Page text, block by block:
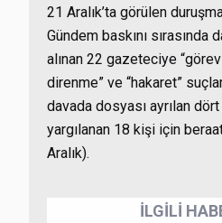
21 Aralık’ta görülen
Gündem baskını
alınan 22 gazeteciye
direnme” ve “hakaret”
davada dosyası ayrılan dört
yargılanan 18 kişi için
Aralık).
İLGİLİ